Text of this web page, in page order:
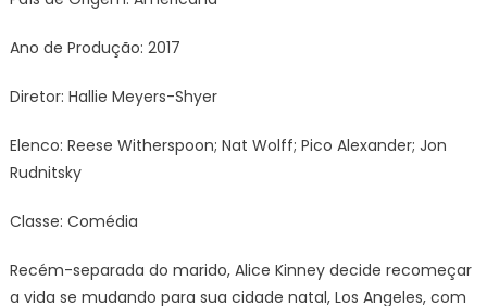
Ano de Produção: 2017
Diretor: Hallie Meyers-Shyer
Elenco: Reese Witherspoon; Nat Wolff; Pico Alexander; Jon
Rudnitsky
Classe: Comédia
Recém-separada do marido, Alice Kinney decide recomeçar
a vida se mudando para sua cidade natal, Los Angeles, com